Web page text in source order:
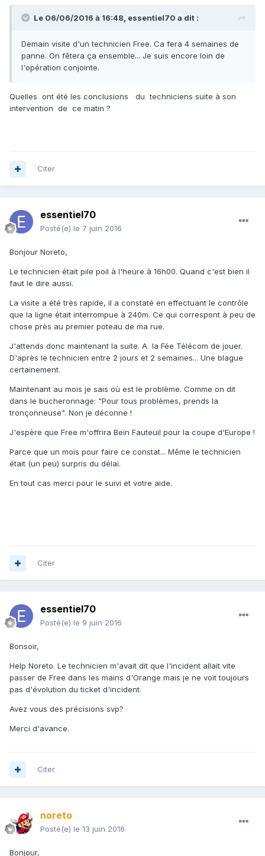
Le 06/06/2016 à 16:48, essentiel70 a dit :
Demain visite d'un technicien Free. Ca fera 4 semaines de
panne. On fêtera ça ensemble... Je suis encore loin de
l'opération conjointe.
Quelles ont été les conclusions du techniciens suite à son
intervention de ce matin ?
Citer
essentiel70
Posté(e) le 7 juin 2016
Bonjour Noreto,
Le technicien était pile poil à l'heure à 16h00. Quand c'est bien il
faut le dire aussi.
La visite a été très rapide, il a constaté en effectuant le contrôle
que la ligne était interrompue à 240m. Ce qui correspont à peu de
chose près au premier poteau de ma rue.
J'attends donc maintenant la suite. A la Fée Télécom de jouer.
D'après le technicien entre 2 jours et 2 semaines... Une blague
certainement.
Maintenant au mois je sais où est le problème. Comme on dit
dans le bucheronnage: "Pour tous problèmes, prends la
tronçonneuse". Non je déconne !
J'espère que Free m'offrira Bein Fauteuil pour la coupe d'Europe !
Parce que un mois pour faire ce constat... Même le technicien
était (un peu) surpris du délai.
En tout cas merci pour le suivi et votre aide.
Citer
essentiel70
Posté(e) le 9 juin 2016
Bonsoir,
Help Noreto. Le technicien m'avait dit que l'incident allait vite
passer de Free dans les mains d'Orange mais je ne voit toujours
pas d'évolution du ticket d'incident.
Avez vous des précisions svp?
Merci d'avance.
Citer
noreto
Posté(e) le 13 juin 2016
Bonjour,